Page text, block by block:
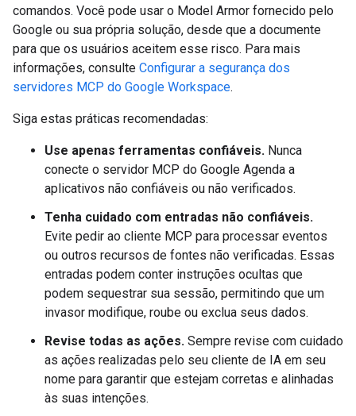
comandos. Você pode usar o Model Armor fornecido pelo
Google ou sua própria solução, desde que a documente
para que os usuários aceitem esse risco. Para mais
informações, consulte Configurar a segurança dos
servidores MCP do Google Workspace.
Siga estas práticas recomendadas:
Use apenas ferramentas confiáveis. Nunca
conecte o servidor MCP do Google Agenda a
aplicativos não confiáveis ou não verificados.
Tenha cuidado com entradas não confiáveis.
Evite pedir ao cliente MCP para processar eventos
ou outros recursos de fontes não verificadas. Essas
entradas podem conter instruções ocultas que
podem sequestrar sua sessão, permitindo que um
invasor modifique, roube ou exclua seus dados.
Revise todas as ações. Sempre revise com cuidado
as ações realizadas pelo seu cliente de IA em seu
nome para garantir que estejam corretas e alinhadas
às suas intenções.